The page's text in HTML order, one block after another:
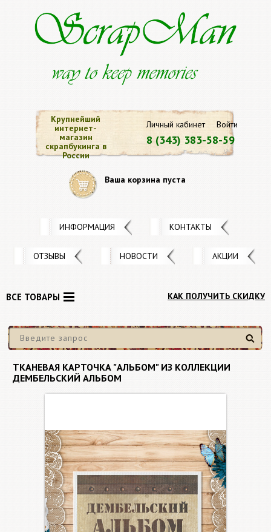
Личный кабинет Войти
8 (343) 383-58-59
Крупнейший
интернет-
магазин
скрапбукинга в
России
Ваша корзина пуста
ИНФОРМАЦИЯ КОНТАКТЫ
ОТЗЫВЫ НОВОСТИ АКЦИИ
КАК ПОЛУЧИТЬ СКИДКУ
Найти
ВСЕ ТОВАРЫ
ТКАНЕВАЯ КАРТОЧКА "АЛЬБОМ" ИЗ КОЛЛЕКЦИИ
ДЕМБЕЛЬСКИЙ АЛЬБОМ